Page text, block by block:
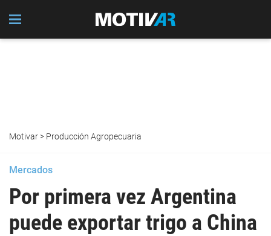
Motivar> Producción Agropecuaria
Mercados
Por primera vez Argentina
puede exportar trigo a China